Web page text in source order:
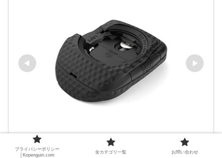
プライバシーポリシー
│Kopenguin.com
全カテゴリ一覧 お問い合わせ